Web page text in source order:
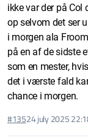
ikke var der på Col
op selvom det ser
i morgen ala
på en af de sidste
som en mester,
det i værste fald
chance i morgen.
#13524 july 2025